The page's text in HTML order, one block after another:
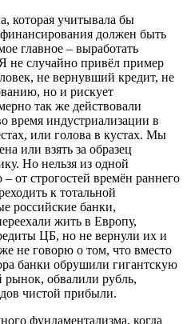
которая учитывала бы
должен быть
главное – выработать
не случайно привёл пример
не вернувший кредит, не
но и рискует
так же действовали
время индустриализации в
или голова в кустах. Мы
или взять за образец
Но нельзя из одной
от строгостей времён раннего
к тотальной
российские банки,
жить в Европу,
ЦБ, но не вернули их и
не говорю о том, что вместо
банки обрушили гигантскую
обвалили рубль,
чистой прибыли.
фундаментализма, когда